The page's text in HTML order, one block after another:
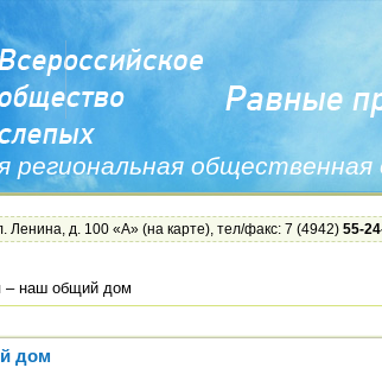
региональная
Ленина, д. 100 «А» (на карте), тел/факс: 7 (4942) 55-
– наш общий дом
дом